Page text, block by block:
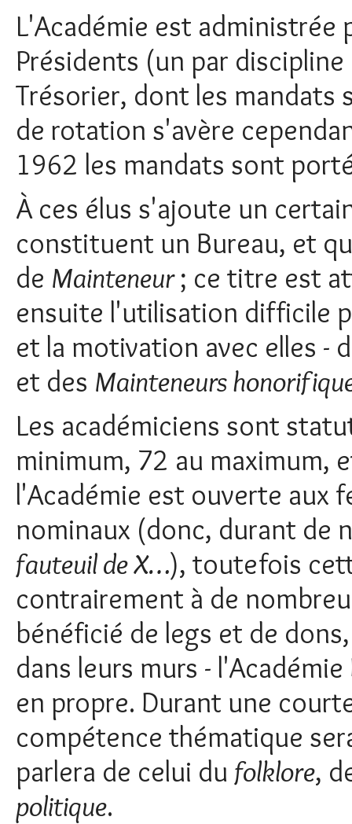
L'Académie est administrée
Présidents (un par
Trésorier, dont les mandats
de rotation s'avère
1962 les mandats sont
À ces élus s'ajoute un
constituent un Bureau, et
de Mainteneur; ce titre est
ensuite l'utilisation difficile
et la motivation avec elles -
et des Mainteneurs
Les académiciens sont
minimum, 72 au maximum,
l'Académie est ouverte aux
nominaux (donc, durant de
fauteuil de X…), toutefois
contrairement à de
bénéficié de legs et de
dans leurs murs -
en propre. Durant une
compétence thématique
parlera de celui du folklore,
politique.